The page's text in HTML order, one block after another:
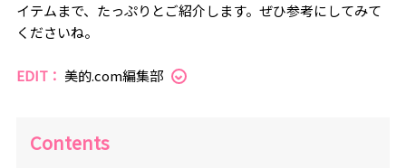
イテムまで、たっぷりとご紹介します。ぜひ参考にしてみて
くださいね。
EDIT： 美的.com編集部
Contents